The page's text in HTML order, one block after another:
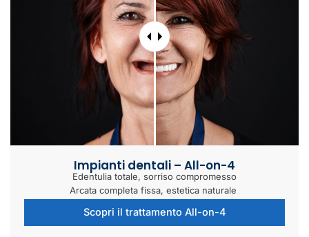
Impianti dentali – All-on-4
Edentulia totale, sorriso compromesso
Arcata completa fissa, estetica naturale
Scopri il trattamento All-on-4